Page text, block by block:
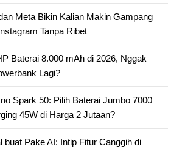
Meta Bikin Kalian Makin Gampang
Tanpa Ribet
Baterai 8.000 mAh di 2026, Nggak
Lagi?
Spark 50: Pilih Baterai Jumbo 7000
45W di Harga 2 Jutaan?
buat Pake AI: Intip Fitur Canggih di